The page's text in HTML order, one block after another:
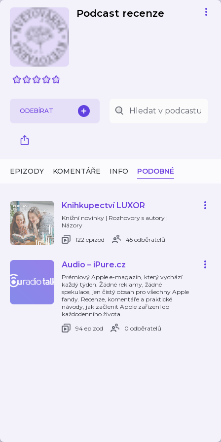
Podcast recenze
ODEBÍRAT
EPIZODY KOMENTÁŘE INFO PODOBNÉ
Knihkupectví LUXOR
Knižní novinky | Rozhovory s autory |
Názory
122 epizod
45 odběratelů
Audio – iPure.cz
Prémiový Apple e-magazín, který vychází
každý týden. Žádné reklamy, žádné
spekulace, jen čistý obsah pro všechny Apple
fandy. Recenze, komentáře a praktické
návody, jak začlenit Apple zařízení do
každodenního života.
94 epizod
0 odběratelů